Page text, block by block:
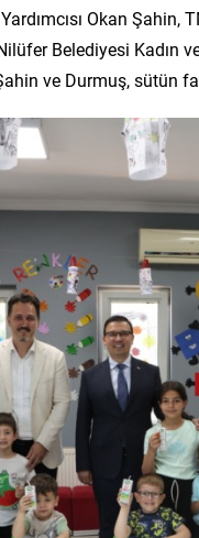
Okan Şahin,
Belediyesi Kadın
ve Durmuş, sütün